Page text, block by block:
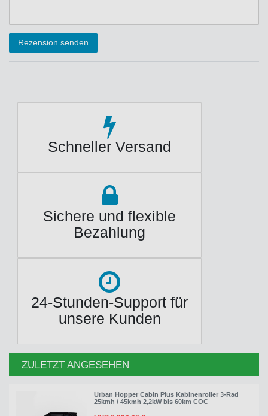
Rezension senden
Schneller Versand
Sichere und flexible
Bezahlung
24-Stunden-Support für
unsere Kunden
ZULETZT ANGESEHEN
Urban Hopper Cabin Plus Kabinenroller 3-Rad
25kmh / 45kmh 2,2kW bis 60km COC